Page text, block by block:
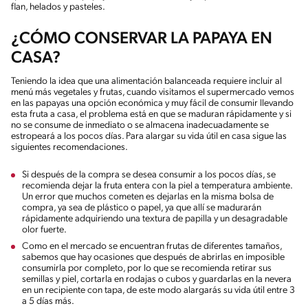
flan, helados y pasteles.
¿CÓMO CONSERVAR LA PAPAYA EN
CASA?
Teniendo la idea que una alimentación balanceada requiere incluir al
menú más vegetales y frutas, cuando visitamos el supermercado vemos
en las papayas una opción económica y muy fácil de consumir llevando
esta fruta a casa, el problema está en que se maduran rápidamente y si
no se consume de inmediato o se almacena inadecuadamente se
estropeará a los pocos días. Para alargar su vida útil en casa sigue las
siguientes recomendaciones.
Si después de la compra se desea consumir a los pocos días, se
recomienda dejar la fruta entera con la piel a temperatura ambiente.
Un error que muchos cometen es dejarlas en la misma bolsa de
compra, ya sea de plástico o papel, ya que allí se madurarán
rápidamente adquiriendo una textura de papilla y un desagradable
olor fuerte.
Como en el mercado se encuentran frutas de diferentes tamaños,
sabemos que hay ocasiones que después de abrirlas en imposible
consumirla por completo, por lo que se recomienda retirar sus
semillas y piel, cortarla en rodajas o cubos y guardarlas en la nevera
en un recipiente con tapa, de este modo alargarás su vida útil entre 3
a 5 días más.